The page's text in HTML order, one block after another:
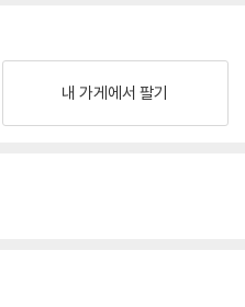
내 가게에서 팔기